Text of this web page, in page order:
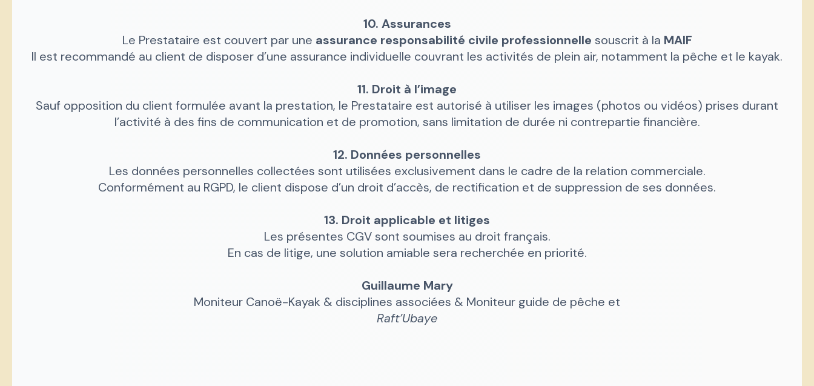
10. Assurances
Le Prestataire est couvert par une assurance responsabilité civile professionnelle souscrit à la MAIF
Il est recommandé au client de disposer d’une assurance individuelle couvrant les activités de plein air, notamment la pêche et le kayak.
11. Droit à l’image
Sauf opposition du client formulée avant la prestation, le Prestataire est autorisé à utiliser les images (photos ou vidéos) prises durant
l’activité à des fins de communication et de promotion, sans limitation de durée ni contrepartie financière.
12. Données personnelles
Les données personnelles collectées sont utilisées exclusivement dans le cadre de la relation commerciale.
Conformément au RGPD, le client dispose d’un droit d’accès, de rectification et de suppression de ses données.
13. Droit applicable et litiges
Les présentes CGV sont soumises au droit français.
En cas de litige, une solution amiable sera recherchée en priorité.
Guillaume Mary
Moniteur Canoë-Kayak & disciplines associées & Moniteur guide de pêche et
Raft’Ubaye